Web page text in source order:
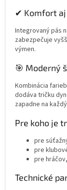
✔ Komfort aj
Integrovaný pás
zabezpečuje
výmen.
🎯 Moderný
Kombinácia
dodáva tričku
zapadne na
Pre koho je
pre
pre
pre
Technické